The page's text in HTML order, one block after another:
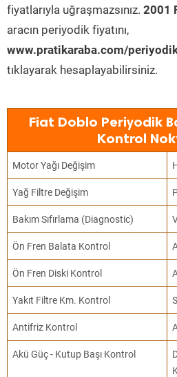
fiyatlarıyla uğraşmazsınız. 2001
aracın periyodik fiyatını,
www.pratikaraba.com/
tıklayarak hesaplayabilirsiniz.
Fiat Doblo Periyodik
Kontrol
Motor Yağı Değişim
Yağ Filtre Değişim
Bakım Sıfırlama (Diagnostic)
Ön Fren Balata Kontrol
Ön Fren Diski Kontrol
Yakıt Filtre Km. Kontrol
Antifriz Kontrol
Akü Güç - Kutup Başı Kontrol